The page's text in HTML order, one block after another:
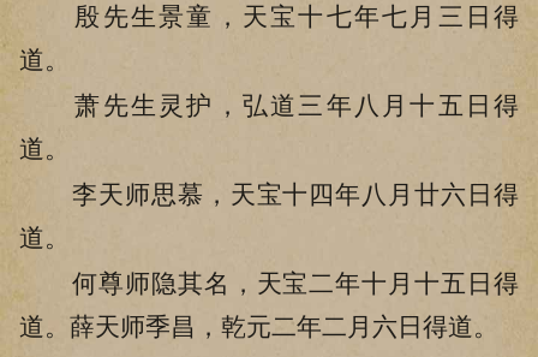
殷先生景童，天宝十七年七月三日得
道。
萧先生灵护，弘道三年八月十五日得
道。
李天师思慕，天宝十四年八月廿六日得
道。
何尊师隐其名，天宝二年十月十五日得
道。薛天师季昌，乾元二年二月六日得道。